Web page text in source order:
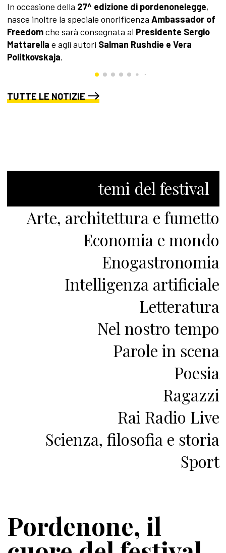
In occasione della 27^ edizione di pordenonelegge,
nasce inoltre la speciale onorificenza Ambassador of
Freedomche sarà consegnata al Presidente Sergio
Mattarella e agli autori Salman Rushdie e Vera
Politkovskaja.
TUTTE LE NOTIZIE
Arte, architettura e fumetto
Economia e mondo
Enogastronomia
Intelligenza artificiale
Letteratura
Nel nostro tempo
Parole in scena
Poesia
Ragazzi
Rai Radio Live
Scienza, filosofia e storia
Sport
temi del festival
Pordenone, il